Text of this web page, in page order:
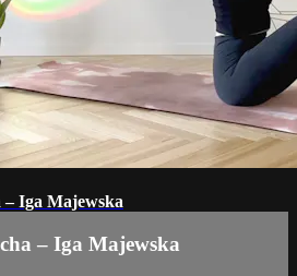
– Iga Majewska
– Iga Majewska